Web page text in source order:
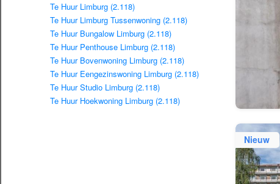
Te Huur Limburg (2.118)
Te Huur Limburg Tussenwoning (2.118)
Te Huur Bungalow Limburg (2.118)
Te Huur Penthouse Limburg (2.118)
Te Huur Bovenwoning Limburg (2.118)
Te Huur Eengezinswoning Limburg (2.118)
Te Huur Studio Limburg (2.118)
Te Huur Hoekwoning Limburg (2.118)
Nieuw